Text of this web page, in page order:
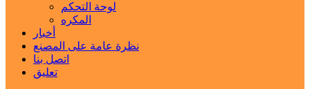
لوحة التحكم
المكره
أخبار
نظرة عامة على المصنع
اتصل بنا
تعليق